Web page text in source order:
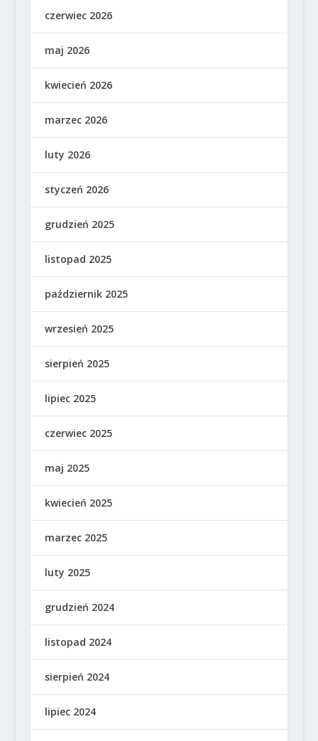
czerwiec 2026
maj 2026
kwiecień 2026
marzec 2026
luty 2026
styczeń 2026
grudzień 2025
listopad 2025
październik 2025
wrzesień 2025
sierpień 2025
lipiec 2025
czerwiec 2025
maj 2025
kwiecień 2025
marzec 2025
luty 2025
grudzień 2024
listopad 2024
sierpień 2024
lipiec 2024